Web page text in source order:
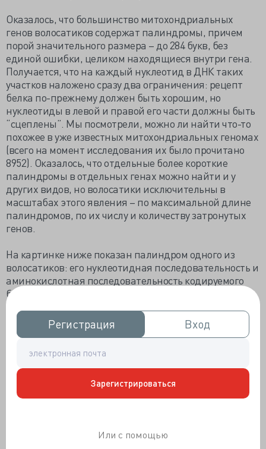
Регистрация
Регистрация Вход
Вход
Зарегистрироваться
Или с помощью
Оказалось, что большинство митохондриальных
генов волосатиков содержат палиндромы, причем
порой значительного размера – до 284 букв, без
единой ошибки, целиком находящиеся внутри гена.
Получается, что на каждый нуклеотид в ДНК таких
участков наложено сразу два ограничения: рецепт
белка по-прежнему должен быть хорошим, но
нуклеотиды в левой и правой его части должны быть
“сцеплены”. Мы посмотрели, можно ли найти что-то
похожее в уже известных митохондриальных геномах
(всего на момент исследования их было прочитано
8952). Оказалось, что отдельные более короткие
палиндромы в отдельных генах можно найти и у
других видов, но волосатики исключительны в
масштабах этого явления – по максимальной длине
палиндромов, по их числу и количеству затронутых
генов.
На картинке ниже показан палиндром одного из
волосатиков: его нуклеотидная последовательность и
аминокислотная последовательность кодируемого
белка. На рисунке B показано, что бывают участки
ДНК, которые являются частью сразу двух
палиндромов, и что кодируемые белки не только
сходны у разных видов волосатиков (Chordodes,
белки других организмов.
Разумеется, мы опасались, что все это может быть